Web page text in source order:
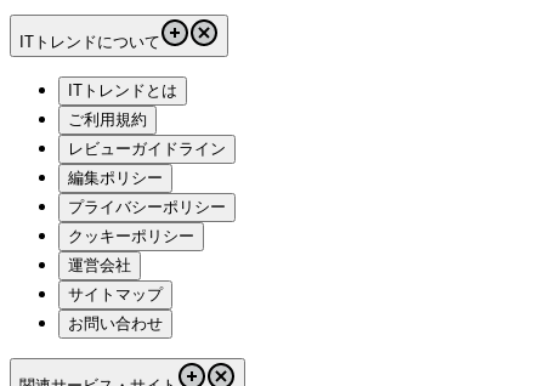
ITトレンドについて
ITトレンドとは
ご利用規約
レビューガイドライン
編集ポリシー
プライバシーポリシー
クッキーポリシー
運営会社
サイトマップ
お問い合わせ